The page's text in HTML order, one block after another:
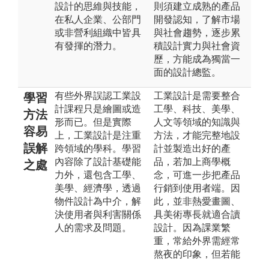
設計的思維與技能，
在私人企業、公部門
或非營利組織中皆具
有發揮的潛力。
則須建立成熟的產品
開發認知，了解市場
與社會趨勢，逐步累
積設計實力與社會資
歷，方能成為獨當一
面的設計總監。
學習
方法
容易
誤解
之處
有些外界誤認工業設
計課程只是繪圖或造
形而已。但是實際
上，工業設計是注重
跨領域的學科。學習
內容除了設計基礎能
力外，還包含工學、
美學、經濟學，透過
物件設計為中介，解
決使用者與利害關係
人的需求及問題。
工業設計是需要整合
工學、科技、美學、
人文等領域的知識與
方法，才能完整地設
計並製造出好的產
品，若加上商學概
念，可進一步把產品
行銷到使用者端。因
此，並非熱愛畫圖、
具美術專長就適合讀
設計。因為課業繁
重，常給外界需經常
熬夜的印象，但若能